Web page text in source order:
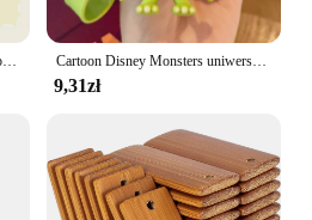
Cartoon Disney Monsters uniwersytet Mike James brelok samochodowy torba na lalki wisiorek breloczek prezent dla dzieci przyjaciół akcesoria hurtowe
9,31zł